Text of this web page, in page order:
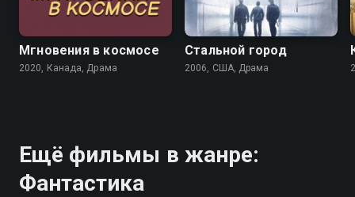
Мгновения в космосе
2020, Канада, Драма
Стальной город
2006, США, Драма
Ещё фильмы в жанре:
Фантастика